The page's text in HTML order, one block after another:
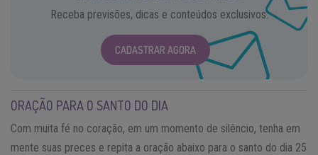
Receba previsões, dicas e conteúdos exclusivos.
CADASTRAR AGORA
ORAÇÃO PARA O SANTO DO DIA
Com muita fé no coração, em um momento de silêncio, tenha em
mente suas preces e repita a oração abaixo para o santo do dia 25